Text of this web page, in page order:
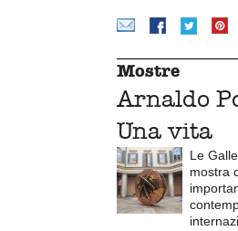
Mostre
Arnaldo
Una vita
Le
mostra